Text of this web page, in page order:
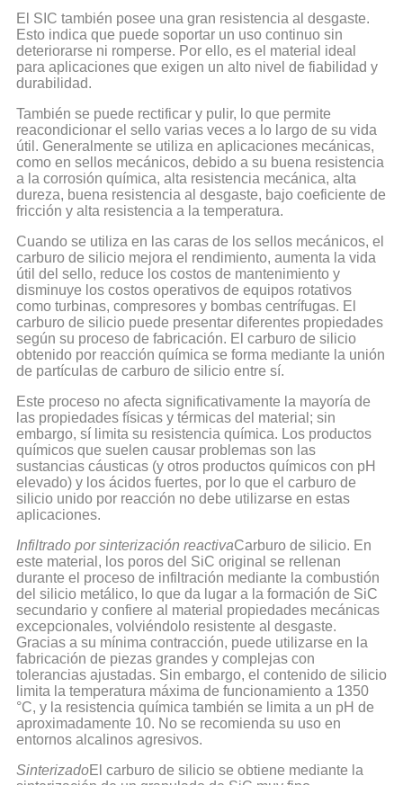
El SIC también posee una gran resistencia al desgaste.
Esto indica que puede soportar un uso continuo sin
deteriorarse ni romperse. Por ello, es el material ideal
para aplicaciones que exigen un alto nivel de fiabilidad y
durabilidad.
También se puede rectificar y pulir, lo que permite
reacondicionar el sello varias veces a lo largo de su vida
útil. Generalmente se utiliza en aplicaciones mecánicas,
como en sellos mecánicos, debido a su buena resistencia
a la corrosión química, alta resistencia mecánica, alta
dureza, buena resistencia al desgaste, bajo coeficiente de
fricción y alta resistencia a la temperatura.
Cuando se utiliza en las caras de los sellos mecánicos, el
carburo de silicio mejora el rendimiento, aumenta la vida
útil del sello, reduce los costos de mantenimiento y
disminuye los costos operativos de equipos rotativos
como turbinas, compresores y bombas centrífugas. El
carburo de silicio puede presentar diferentes propiedades
según su proceso de fabricación. El carburo de silicio
obtenido por reacción química se forma mediante la unión
de partículas de carburo de silicio entre sí.
Este proceso no afecta significativamente la mayoría de
las propiedades físicas y térmicas del material; sin
embargo, sí limita su resistencia química. Los productos
químicos que suelen causar problemas son las
sustancias cáusticas (y otros productos químicos con pH
elevado) y los ácidos fuertes, por lo que el carburo de
silicio unido por reacción no debe utilizarse en estas
aplicaciones.
Infiltrado por sinterización reactivaCarburo de silicio. En
este material, los poros del SiC original se rellenan
durante el proceso de infiltración mediante la combustión
del silicio metálico, lo que da lugar a la formación de SiC
secundario y confiere al material propiedades mecánicas
excepcionales, volviéndolo resistente al desgaste.
Gracias a su mínima contracción, puede utilizarse en la
fabricación de piezas grandes y complejas con
tolerancias ajustadas. Sin embargo, el contenido de silicio
limita la temperatura máxima de funcionamiento a 1350
°C, y la resistencia química también se limita a un pH de
aproximadamente 10. No se recomienda su uso en
entornos alcalinos agresivos.
SinterizadoEl carburo de silicio se obtiene mediante la